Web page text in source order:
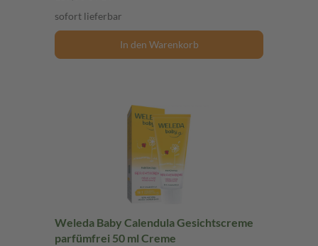
sofort lieferbar
In den Warenkorb
Weleda Baby Calendula Gesichtscreme
parfümfrei 50 ml Creme